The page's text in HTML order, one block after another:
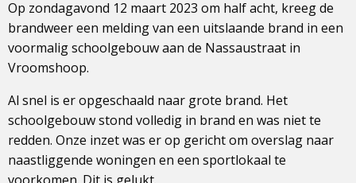
Op zondagavond 12 maart 2023 om half acht, kreeg de
brandweer een melding van een uitslaande brand in een
voormalig schoolgebouw aan de Nassaustraat in
Vroomshoop.
Al snel is er opgeschaald naar grote brand. Het
schoolgebouw stond volledig in brand en was niet te
redden. Onze inzet was er op gericht om overslag naar
naastliggende woningen en een sportlokaal te